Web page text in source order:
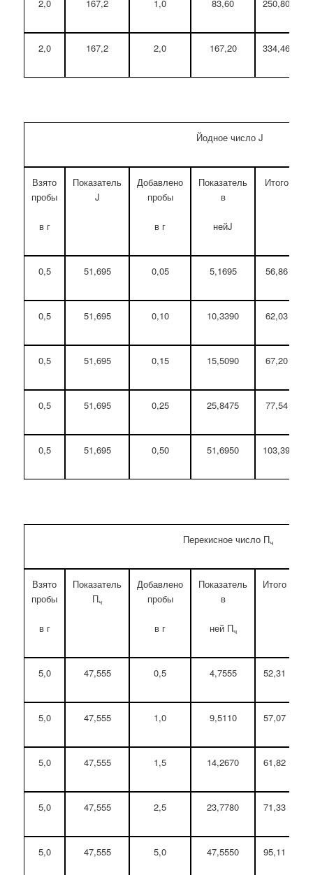
2,0 167,2 1,0 83,60 250,80
2,0 167,2 2,0 167,20 334,46
Йодное число J
Взято
пробы
в г
Показатель
J
Добавлено
пробы
в г
Показатель
в
нейJ
Итого
0,5 51,695 0,05 5,1695 56,86
0,5 51,695 0,10 10,3390 62,03
0,5 51,695 0,15 15,5090 67,20
0,5 51,695 0,25 25,8475 77,54
0,5 51,695 0,50 51,6950 103,39
Перекисное число Пч
Взято
пробы
в г
Показатель
Пч
Добавлено
пробы
в г
Показатель
в
ней Пч
Итого
5,0 47,555 0,5 4,7555 52,31
5,0 47,555 1,0 9,5110 57,07
5,0 47,555 1,5 14,2670 61,82
5,0 47,555 2,5 23,7780 71,33
5,0 47,555 5,0 47,5550 95,11